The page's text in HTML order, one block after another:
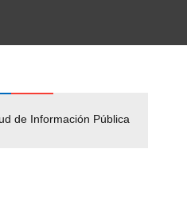
de Información PúblicaEmpleos Públicos